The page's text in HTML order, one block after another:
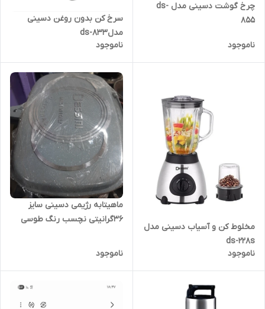
چرخ گوشت دسینی مدل ds-
855
ناموجود
سرخ کن بدون روغن دسینی
مدلds-833
ناموجود
مخلوط کن و آسیاب دسینی مدل
ds-228s
ناموجود
ماهیتابه رژیمی دسینی سایز
36گرانیتی نچسب رنگ طوسی
ناموجود